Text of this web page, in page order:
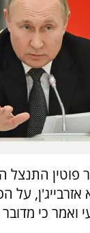
פוטין התנצל
אזרבייג'ן, על
ואמר כי